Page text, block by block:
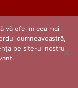
vă oferim cea mai
dumneavoastră,
pe site-ul nostru